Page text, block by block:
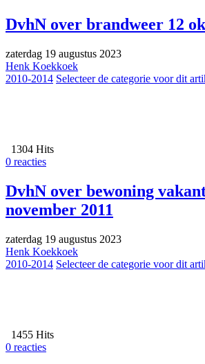
DvhN over brandweer 12
zaterdag 19 augustus 2023
Henk Koekkoek
2010-2014 Selecteer de categorie voor dit
1304 Hits
0 reacties
DvhN over bewoning
november 2011
zaterdag 19 augustus 2023
Henk Koekkoek
2010-2014 Selecteer de categorie voor dit
1455 Hits
0 reacties